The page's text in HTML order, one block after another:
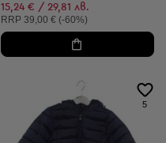
15,24 € / 29,81 лв.
Препоръчителна цена:
RRP 39,00 € (-60%)
5